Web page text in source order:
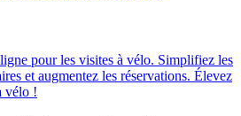
pour les visites à vélo. Simplifiez les
et augmentez les réservations. Élevez
vélo !